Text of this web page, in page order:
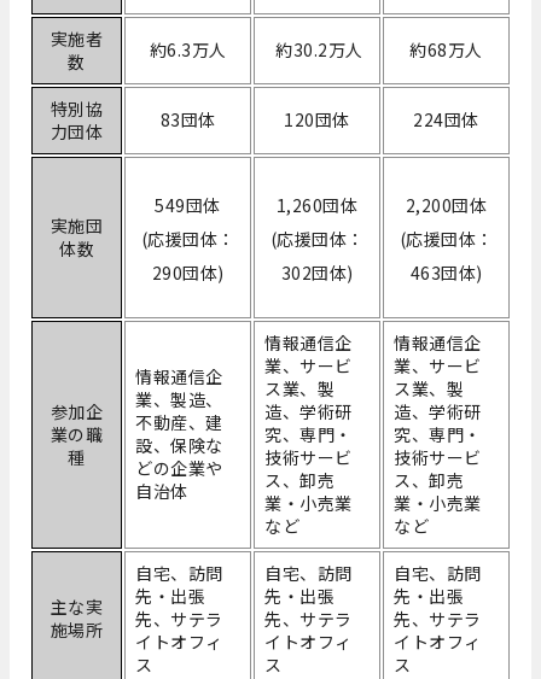
実施者
数
約6.3万人 約30.2万人 約68万人
特別協
力団体
83団体 120団体 224団体
実施団
体数
549団体
(応援団体：
290団体)
1,260団体
(応援団体：
302団体)
2,200団体
(応援団体：
463団体)
参加企
業の職
種
情報通信企
業、製造、
不動産、建
設、保険な
どの企業や
自治体
情報通信企
業、サービ
ス業、製
造、学術研
究、専門・
技術サービ
ス、卸売
業・小売業
など
情報通信企
業、サービ
ス業、製
造、学術研
究、専門・
技術サービ
ス、卸売
業・小売業
など
主な実
施場所
自宅、訪問
先・出張
先、サテラ
イトオフィ
ス
自宅、訪問
先・出張
先、サテラ
イトオフィ
ス
自宅、訪問
先・出張
先、サテラ
イトオフィ
ス